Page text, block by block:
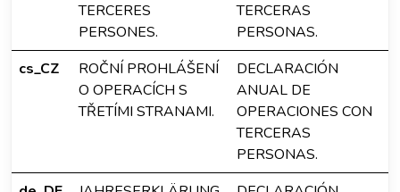
TERCERES
PERSONES.
TERCERAS
PERSONAS.
cs_CZ
ROČNÍ PROHLÁŠENÍ
O OPERACÍCH S
TŘETÍMI STRANAMI.
DECLARACIÓN
ANUAL DE
OPERACIONES CON
TERCERAS
PERSONAS.